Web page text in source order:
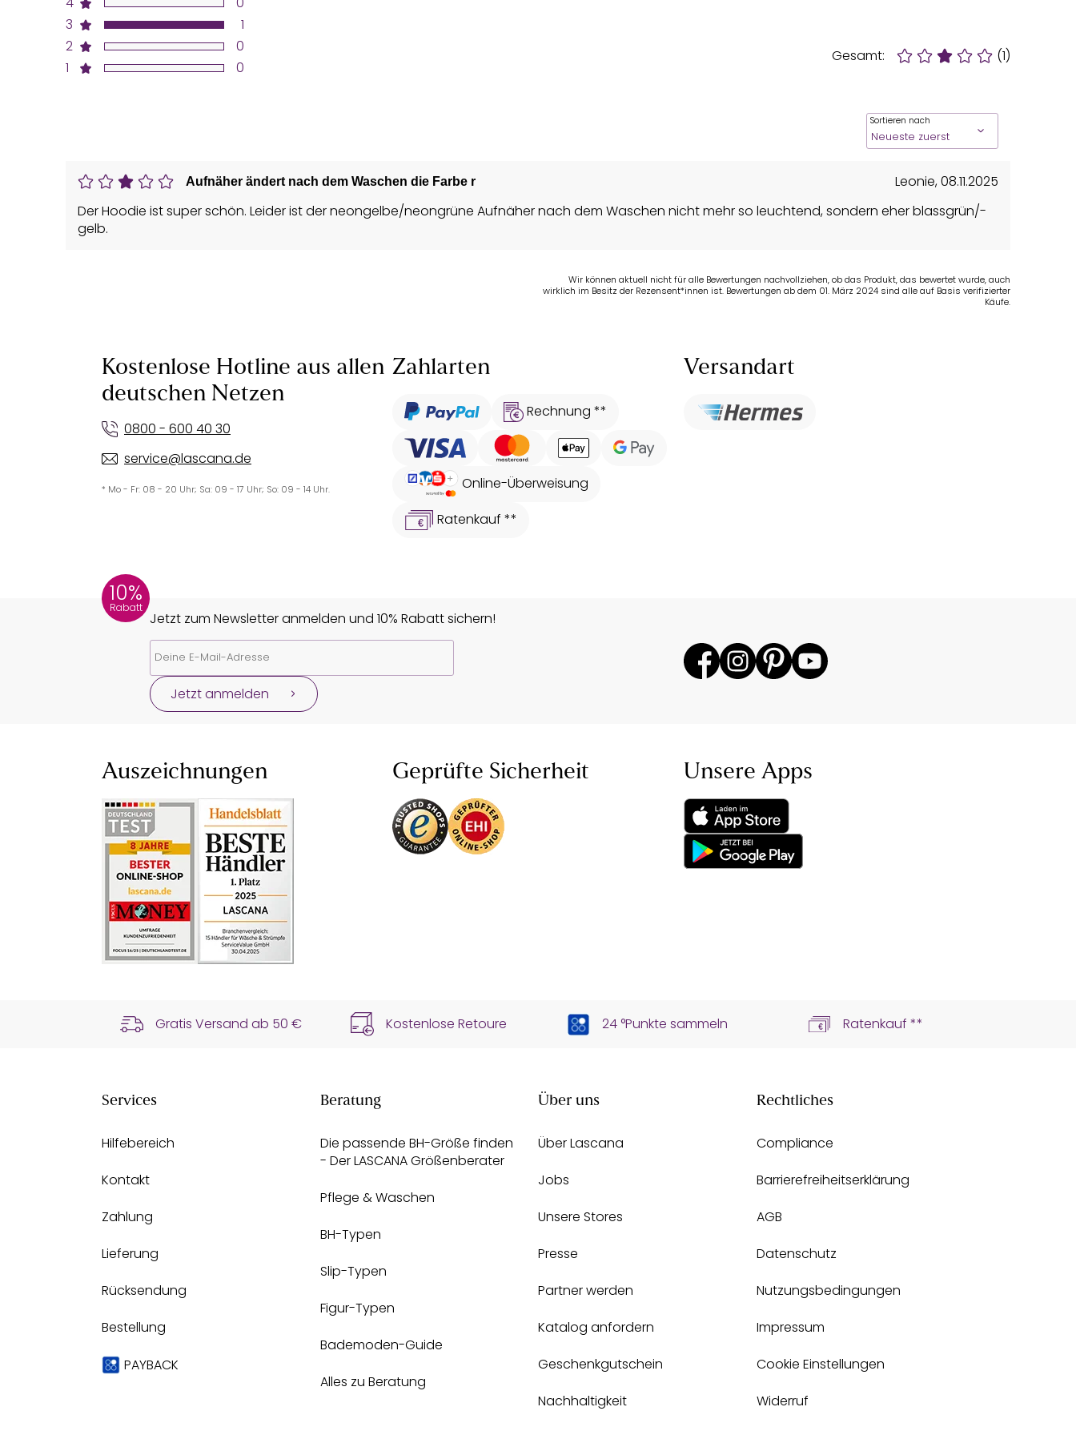
3
2
1
1
0
0
Gesamt: (1)
Sortieren nach
Aufnäher ändert nach dem Waschen die Farbe r Leonie,08.11.2025
Der Hoodie ist super schön. Leider ist der neongelbe/neongrüne Aufnäher nach dem Waschen nicht mehr so leuchtend, sondern eher blassgrün/-
gelb.
Wir können aktuell nicht für alle Bewertungen nachvollziehen, ob das Produkt, das bewertet wurde, auch
wirklich im Besitz der Rezensent*innen ist. Bewertungen ab dem 01. März 2024 sind alle auf Basis verifizierter
Käufe.
Kostenlose Hotline aus allen
deutschen Netzen
0800 - 600 40 30
service@lascana.de
* Mo - Fr: 08 - 20 Uhr; Sa: 09 - 17 Uhr; So: 09 - 14 Uhr.
Zahlarten
Rechnung **
Online-Überweisung
Ratenkauf **
Versandart
10%
Rabatt
Jetzt zum Newsletter anmelden und 10% Rabatt sichern!
Jetzt anmelden
Auszeichnungen Geprüfte Sicherheit Unsere Apps
Gratis Versand ab 50 € Kostenlose Retoure 24 °Punkte sammeln Ratenkauf **
Services
Hilfebereich
Kontakt
Zahlung
Lieferung
Rücksendung
Bestellung
PAYBACK
Beratung
Die passende BH-Größe finden
- Der LASCANA Größenberater
Pflege & Waschen
BH-Typen
Slip-Typen
Figur-Typen
Bademoden-Guide
Alles zu Beratung
Über uns
Über Lascana
Jobs
Unsere Stores
Presse
Partner werden
Katalog anfordern
Geschenkgutschein
Nachhaltigkeit
Rechtliches
Compliance
Barrierefreiheitserklärung
AGB
Datenschutz
Nutzungsbedingungen
Impressum
Cookie Einstellungen
Widerruf